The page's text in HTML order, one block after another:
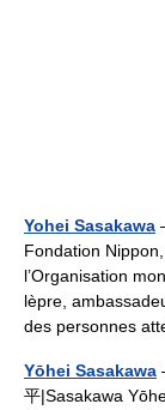
Yohei Sasakawa
Fondation
l’Organisation
lèpre,
des personnes
Yōhei Sasakawa
平|Sasakawa